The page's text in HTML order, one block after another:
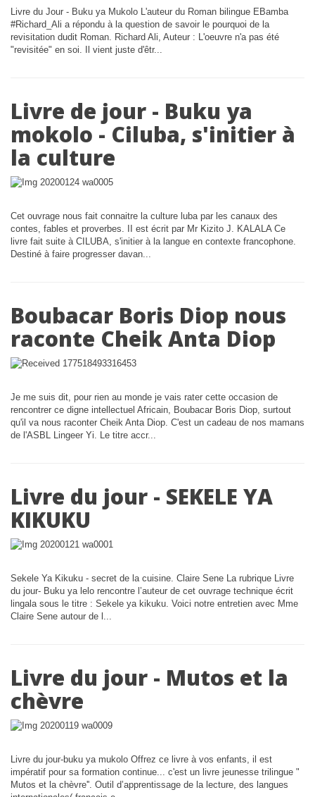
Livre du Jour - Buku ya Mukolo L'auteur du Roman bilingue EBamba
#Richard_Ali a répondu à la question de savoir le pourquoi de la
revisitation dudit Roman. Richard Ali, Auteur : L'oeuvre n'a pas été
"revisitée" en soi. Il vient juste d'êtr...
Livre de jour - Buku ya
mokolo - Ciluba, s'initier à
la culture
Cet ouvrage nous fait connaitre la culture luba par les canaux des
contes, fables et proverbes. II est écrit par Mr Kizito J. KALALA Ce
livre fait suite à CILUBA, s'initier à la langue en contexte francophone.
Destiné à faire progresser davan...
Boubacar Boris Diop nous
raconte Cheik Anta Diop
Je me suis dit, pour rien au monde je vais rater cette occasion de
rencontrer ce digne intellectuel Africain, Boubacar Boris Diop, surtout
qu'il va nous raconter Cheik Anta Diop. C'est un cadeau de nos mamans
de l'ASBL Lingeer Yi. Le titre accr...
Livre du jour - SEKELE YA
KIKUKU
Sekele Ya Kikuku - secret de la cuisine. Claire Sene La rubrique Livre
du jour- Buku ya lelo rencontre l’auteur de cet ouvrage technique écrit
lingala sous le titre : Sekele ya kikuku. Voici notre entretien avec Mme
Claire Sene autour de l...
Livre du jour - Mutos et la
chèvre
Livre du jour-buku ya mukolo Offrez ce livre à vos enfants, il est
impératif pour sa formation continue... c'est un livre jeunesse trilingue "
Mutos et la chèvre''. Outil d’apprentissage de la lecture, des langues